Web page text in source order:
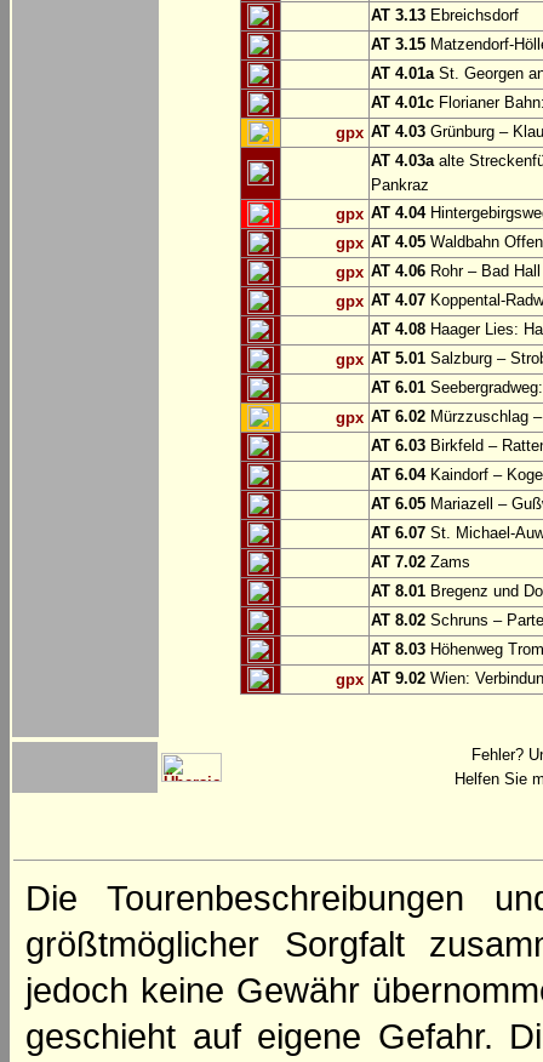
AT 3.13 Ebreichsdorf
AT 3.15 Matzendorf-
AT 4.01aSt. Georgen
AT 4.01c Florianer
gpx AT 4.03 Grünburg –
AT 4.03aalte
Pankraz
gpx AT 4.04
gpx AT 4.05 Waldbahn
gpx AT 4.06 Rohr – Bad Hall
gpx AT 4.07 Koppental-
AT 4.08 Haager Lies:
gpx AT 5.01 Salzburg –
AT 6.01
gpx AT 6.02 Mürzzuschlag
AT 6.03 Birkfeld –
AT 6.04Kaindorf –
AT 6.05 Mariazell –
AT 6.07 St. Michael-
AT 7.02 Zams
AT 8.01 Bregenz und
AT 8.02 Schruns –
AT 8.03 Höhenweg
gpx AT 9.02 Wien:
Fehler?
Helfen Sie
Die Tourenbeschreibungen
größtmöglicher Sorgfalt
jedoch keine Gewähr
geschieht auf eigene Gefahr.